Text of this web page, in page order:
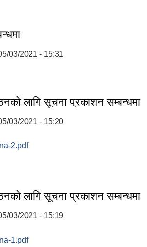
03/2021 - 15:31
लागि सूचना प्रकाशन सम्बन्धमा
03/2021 - 15:20
2.pdf
लागि सूचना प्रकाशन सम्बन्धमा
03/2021 - 15:19
1.pdf